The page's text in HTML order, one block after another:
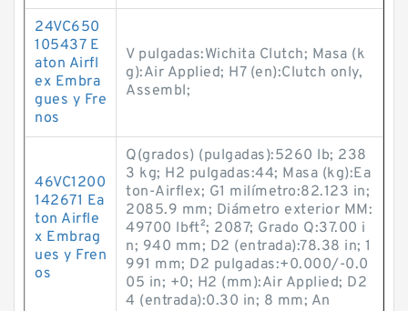
24VC650
105437 E
aton Airfl
ex Embra
gues y Fre
nos
V pulgadas:Wichita Clutch; Masa (k
g):Air Applied; H7 (en):Clutch only,
Assembl;
46VC1200
142671 Ea
ton Airfle
x Embrag
ues y Fren
os
Q(grados) (pulgadas):5260 lb; 238
3 kg; H2 pulgadas:44; Masa (kg):Ea
ton-Airflex; G1 milímetro:82.123 in;
2085.9 mm; Diámetro exterior MM:
49700 lb·ft²; 2087; Grado Q:37.00 i
n; 940 mm; D2 (entrada):78.38 in; 1
991 mm; D2 pulgadas:+0.000/-0.0
05 in; +0; H2 (mm):Air Applied; D2
4 (entrada):0.30 in; 8 mm; An